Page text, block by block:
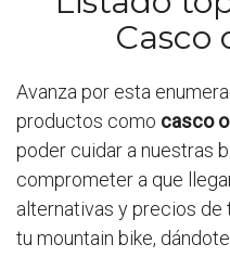
Casco
Avanza por esta
productos como casco
poder cuidar a nuestras
comprometer a que
alternativas y precios
tu mountain bike,